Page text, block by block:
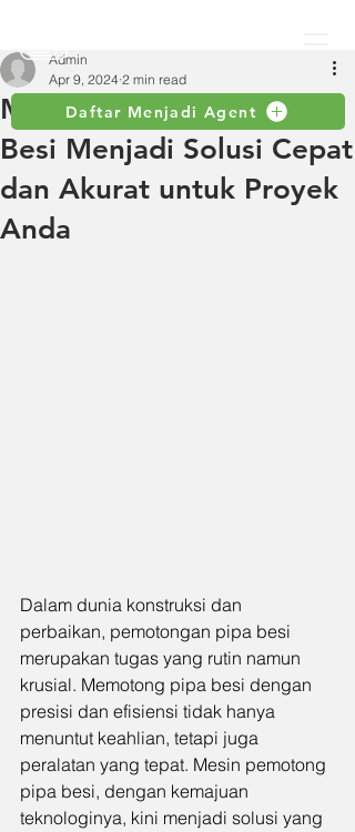
Daftar Menjadi Agent
Mesin Pemotong Pipa
Besi Menjadi Solusi Cepat
dan Akurat untuk Proyek
Anda
Admin
Apr 9, 2024 2 min read
Dalam dunia konstruksi dan
perbaikan, pemotongan pipa besi
merupakan tugas yang rutin namun
krusial. Memotong pipa besi dengan
presisi dan efisiensi tidak hanya
menuntut keahlian, tetapi juga
peralatan yang tepat. Mesin pemotong
pipa besi, dengan kemajuan
teknologinya, kini menjadi solusi yang